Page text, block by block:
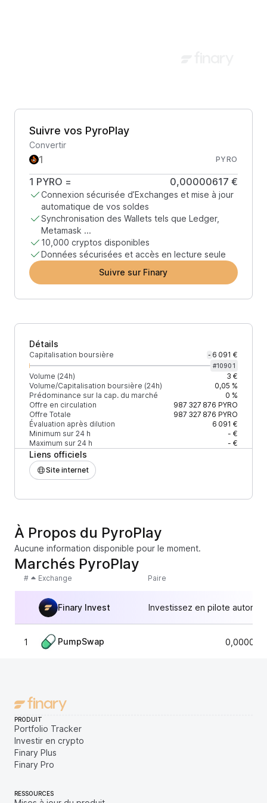
Suivre vos PyroPlay
Convertir
PYRO
1 PYRO = 0,00000617 €
Connexion sécurisée d’Exchanges et mise à jour
automatique de vos soldes
Synchronisation des Wallets tels que Ledger,
Metamask ...
10,000 cryptos disponibles
Données sécurisées et accès en lecture seule
Suivre sur Finary
Détails
Capitalisation boursière - 6 091 €
#10901
Volume (24h)
3 €
Volume/Capitalisation boursière (24h)
0,05 %
Prédominance sur la cap. du marché
0 %
Offre en circulation
987 327 876 PYRO
Offre Totale
987 327 876 PYRO
Évaluation après dilution
6 091 €
Minimum sur 24 h
- €
Maximum sur 24 h
- €
Liens officiels
Site internet
À Propos du PyroPlay
Aucune information disponible pour le moment.
Marchés PyroPlay
# Exchange Paire
Finary Invest Investissez en pilote
1 PumpSwap
PRODUIT
Portfolio Tracker
Investir en crypto
Finary Plus
Finary Pro
RESSOURCES